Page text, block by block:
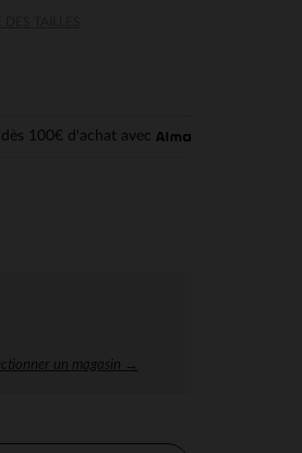
100€ d'achat avec
un magasin →